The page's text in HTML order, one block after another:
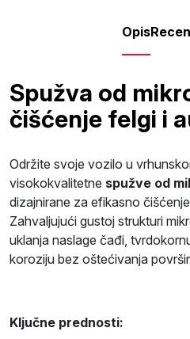
Opis
Spužva od
čišćenje felgi i
Održite svoje vozilo u
visokokvalitetne spužve od
dizajnirane za efikasno
Zahvaljujući gustoj strukturi
uklanja naslage čađi,
koroziju bez oštećivanja
Ključne prednosti: